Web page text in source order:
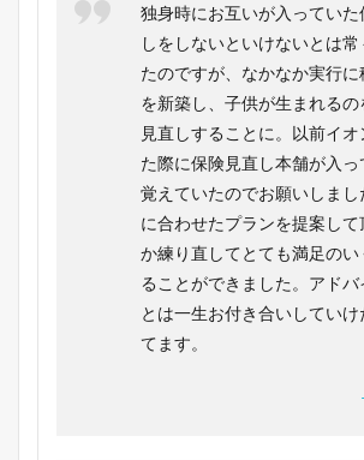
独身時にお互いが入っていた
しをしないといけないとは
たのですが、なかなか実行に
を新築し、子供が生まれる
見直しすることに。以前イ
た際に保険見直し本舗が入っ
覚えていたのでお願いしまし
に合わせたプランを提案し
か練り直してとても満足のい
ることができました。アドバ
とは一生お付き合いしていけ
てます。